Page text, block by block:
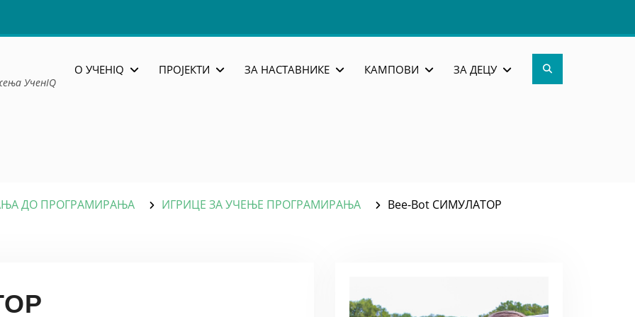
УченIQ
О УЧЕНIQ ПРОЈЕКТИ ЗА НАСТАВНИКЕ КАМПОВИ ЗА ДЕЦУ
ДО ПРОГРАМИРАЊА ИГРИЦЕ ЗА УЧЕЊЕ ПРОГРАМИРАЊА Bee-Bot СИМУЛАТОР